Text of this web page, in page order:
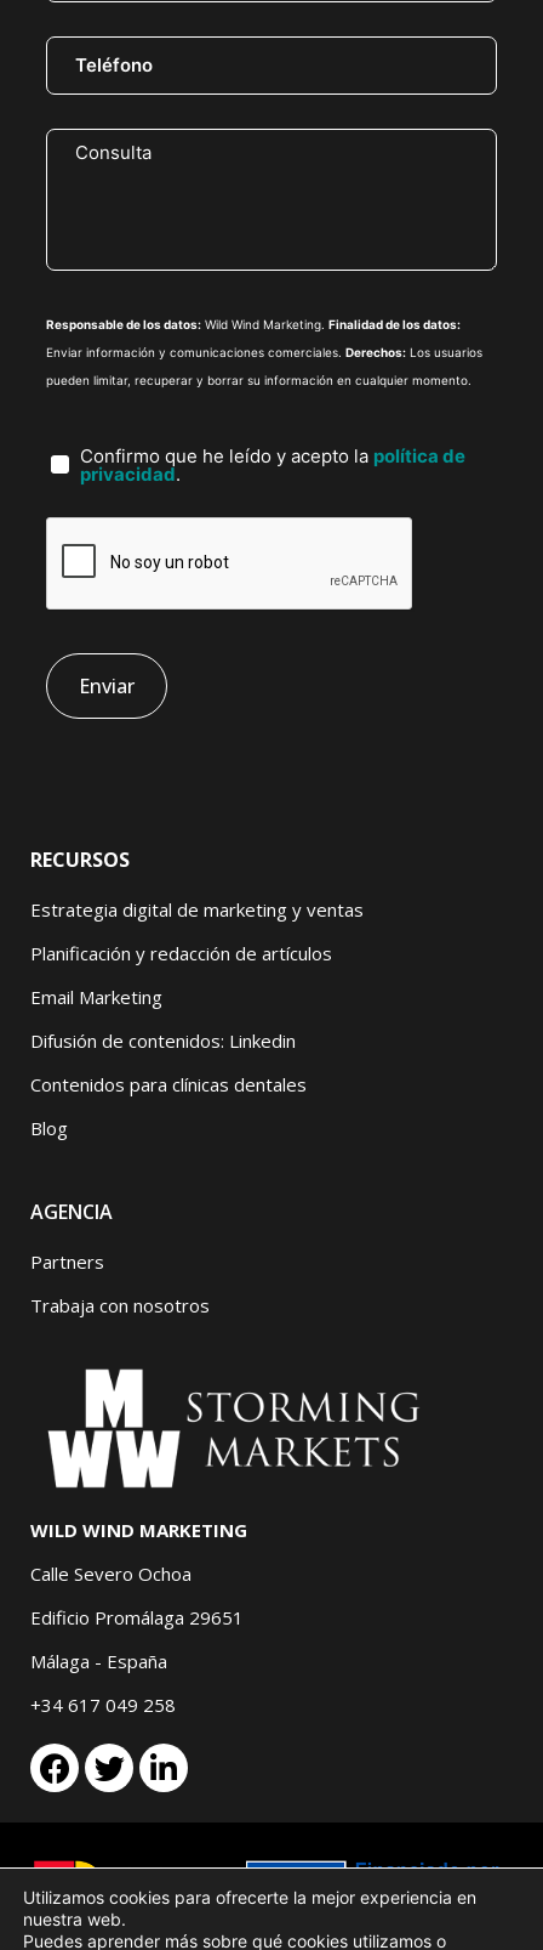
Responsable de los datos: Wild Wind Marketing. Finalidad de los datos:
Enviar información y comunicaciones comerciales. Derechos: Los usuarios
pueden limitar, recuperar y borrar su información en cualquier momento.
Confirmo que he leído y acepto la política de
privacidad.
RECURSOS
Estrategia digital de marketing y ventas
Planificación y redacción de artículos
Email Marketing
Difusión de contenidos: Linkedin
Contenidos para clínicas dentales
Blog
AGENCIA
Partners
Trabaja con nosotros
WILD WIND MARKETING
Calle Severo Ochoa
Edificio Promálaga 29651
Málaga - España
+34 617 049 258
Utilizamos cookies para ofrecerte la mejor experiencia en
nuestra web.
Puedes aprender más sobre qué cookies utilizamos o